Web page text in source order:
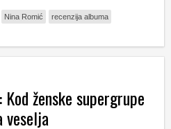
Nina Romić recenzija albuma
ženske supergrupe
veselja